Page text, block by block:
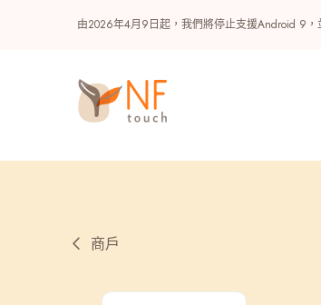
由2026年4月9日起，我們將停止支援Android 9
商戶